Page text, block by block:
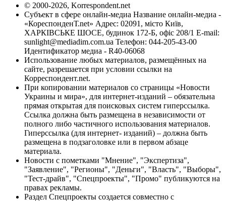
© 2000-2026, Korrespondent.net
Субъект в сфере онлайн-медиа Название онлайн-медиа -
«КореспонденТ.net» Адрес: 02091, місто Київ,
ХАРКІВСЬКЕ ШОСЕ, будинок 172-Б, офіс 208/1 E-mail:
sunlight@mediadim.com.ua Телефон: 044-205-43-00
Идентификатор медиа - R40-06068
Использование любых материалов, размещённых на
сайте, разрешается при условии ссылки на
Корреспондент.net.
При копировании материалов со страницы «Новости
Украины и мира», для интернет-изданий – обязательна
прямая открытая для поисковых систем гиперссылка.
Ссылка должна быть размещена в независимости от
полного либо частичного использования материалов.
Гиперссылка (для интернет- изданий) – должна быть
размещена в подзаголовке или в первом абзаце
материала.
Новости с пометками "Мнение", "Экспертиза",
"Заявление", "Регионы", "Деньги", "Власть", "Выборы",
"Тест-драйв", "Спецпроекты", "Промо" публикуются на
правах рекламы.
Раздел Спецпроекты создается совместно с